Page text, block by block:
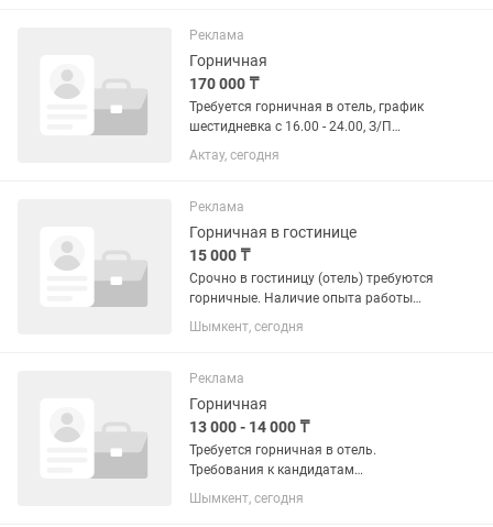
отель ! Нужны женщина от 25 до...
Реклама
Горничная
170 000 ₸
Требуется горничная в отель, график
шестидневка с 16.00 - 24.00, З/П
170.000
Актау, сегодня
Реклама
Горничная в гостинице
15 000 ₸
Срочно в гостиницу (отель) требуются
горничные. Наличие опыта работы
приветствуется. Требования к
кандидатам: ответственность,
работать в коллективе,...
Шымкент, сегодня
Реклама
Горничная
13 000 - 14 000 ₸
Требуется горничная в отель.
Требования к кандидатам
аккуратность, оперативность,
быстрота в работе, чистоплотность,
Шымкент, сегодня